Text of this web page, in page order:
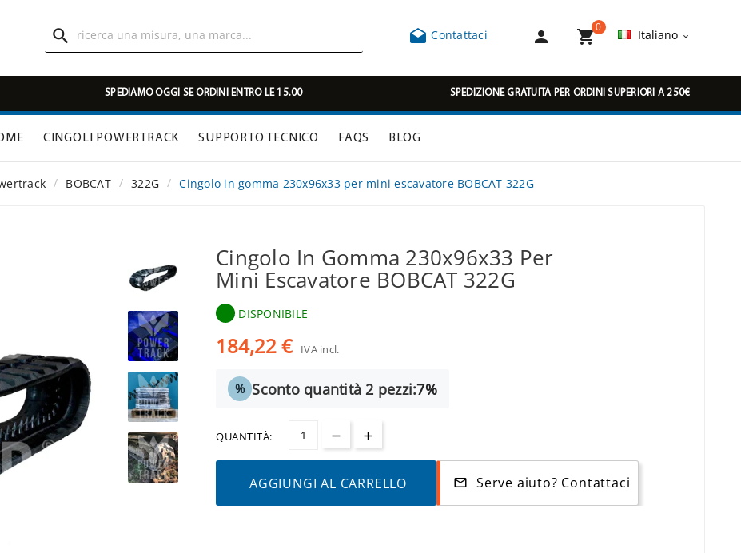
  Contattaci  
0
Italiano 
SPEDIAMO OGGI SE ORDINI ENTRO LE 15.00 SPEDIZIONE GRATUITA PER ORDINI SUPERIORI A 250€
CINGOLI POWERTRACK SUPPORTO TECNICO FAQS BLOG
BOBCAT 322G Cingolo in gomma 230x96x33 per mini escavatore BOBCAT 322G
Cingolo In Gomma 230x96x33 Per
Mini Escavatore BOBCAT 322G
DISPONIBILE
184,22 € IVA incl.
% Sconto quantità 2 pezzi:7%
QUANTITÀ:
AGGIUNGI AL CARRELLO mail_outline Serve aiuto? Contattaci